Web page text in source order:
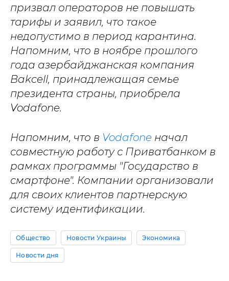
призвал операторов не повышать
тарифы и заявил, что такое
недопустимо в период карантина.
Напомним, что в ноябре прошлого
года азербайджанская компания
Bakcell, принадлежащая семье
президента страны, приобрела
Vodafone.
Напомним, что в Vodafone начал
совместную работу с Приватбанком в
рамках программы "Государство в
смартфоне". Компании организовали
для своих клиентов партнерскую
систему идентификации.
Общество Новости Украины Экономика
Новости дня